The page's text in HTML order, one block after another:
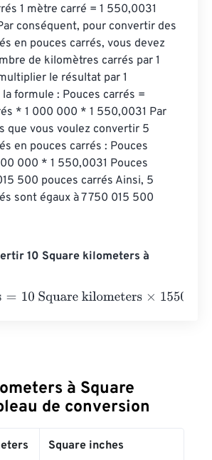
1 mètre carré = 1 550,0031
conséquent, pour convertir des
en pouces carrés, vous devez
de kilomètres carrés par 1
le résultat par 1
formule : Pouces carrés =
* 1 000 000 * 1 550,0031 Par
que vous voulez convertir 5
en pouces carrés : Pouces
000 * 1 550,0031 Pouces
500 pouces carrés Ainsi, 5
sont égaux à 7 750 015 500
10 Square kilometers à
10 Square kilometers×
à Square
de conversion
Square inches